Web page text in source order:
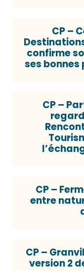
CP –
confirme
ses
CP –
CP –
entre
CP –
version 2